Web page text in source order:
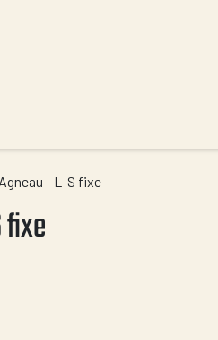
Agneau - L-S fixe